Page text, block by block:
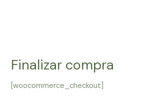
Finalizar compra
[woocommerce_checkout]